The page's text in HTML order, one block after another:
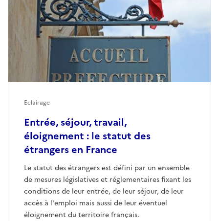
Entrée, séjour, travail,
éloignement : le statut des
étrangers en France
Le statut des étrangers est défini par un ensemble
de mesures législatives et réglementaires fixant les
conditions de leur entrée, de leur séjour, de leur
accès à l'emploi mais aussi de leur éventuel
éloignement du territoire français.
Eclairage